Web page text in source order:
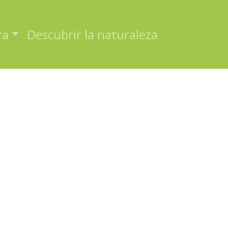
Descubrir la naturaleza